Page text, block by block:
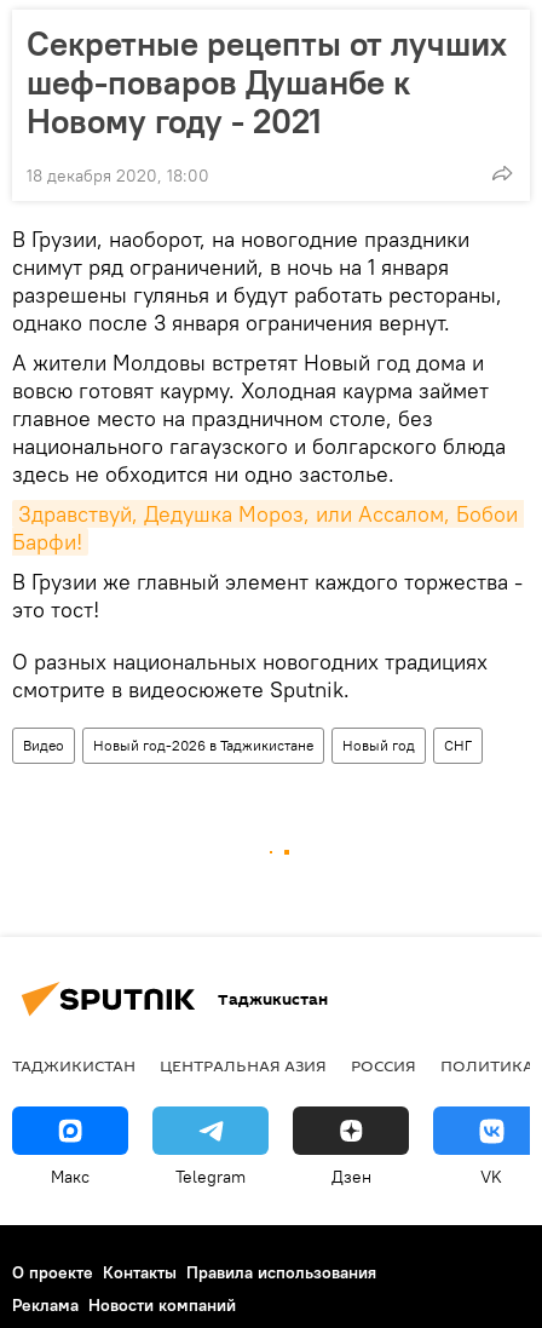
Секретные рецепты от лучших
шеф-поваров Душанбе к
Новому году - 2021
18 декабря 2020, 18:00
В Грузии, наоборот, на новогодние праздники
снимут ряд ограничений, в ночь на 1 января
разрешены гулянья и будут работать рестораны,
однако после 3 января ограничения вернут.
А жители Молдовы встретят Новый год дома и
вовсю готовят каурму. Холодная каурма займет
главное место на праздничном столе, без
национального гагаузского и болгарского блюда
здесь не обходится ни одно застолье.
Здравствуй, Дедушка Мороз, или Ассалом, Бобои
Барфи!
В Грузии же главный элемент каждого торжества -
это тост!
О разных национальных новогодних традициях
смотрите в видеосюжете Sputnik.
Видео Новый год-2026 в Таджикистане Новый год СНГ
Таджикистан
ТАДЖИКИСТАН ЦЕНТРАЛЬНАЯ АЗИЯ РОССИЯ ПОЛИТИКА
Макс Telegram Дзен VK
О проекте Контакты Правила использования
Реклама Новости компаний